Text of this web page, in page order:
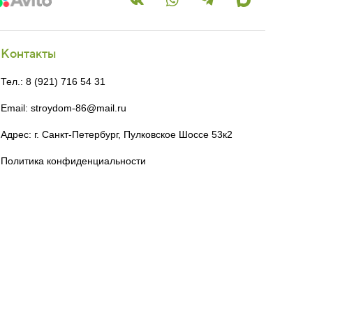
Контакты
Тел.: 8 (921) 716 54 31
Email: stroydom-86@mail.ru
Адрес: г. Санкт-Петербург, Пулковское Шоссе 53к2
Политика конфиденциальности